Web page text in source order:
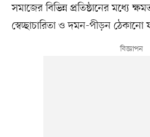
সমাজের বিভিন্ন প্রতিষ্ঠানের মধ্যে
স্বেচ্ছাচারিতা ও দমন-পীড়ন ঠেকানো